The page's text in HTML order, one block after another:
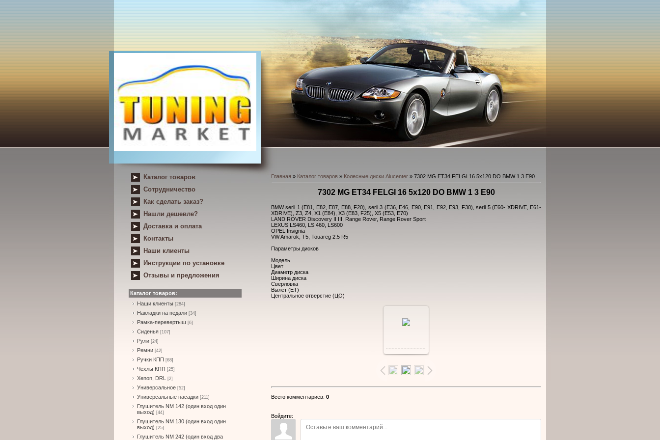
Каталог товаров
Сотрудничество
Как сделать заказ?
Нашли дешевле?
Доставка и оплата
Контакты
Наши клиенты
Инструкции по установке
Отзывы и предложения
Каталог товаров:
Наши клиенты [284]
Накладки на педали [34]
Рамка-перевертыш [6]
Сиденья [107]
Рули [24]
Ремни [42]
Ручки КПП [68]
Чехлы КПП [25]
Xenon, DRL [2]
Универсальное [52]
Универсальные насадки [211]
Глушитель NM 142 (один вход один
выход) [44]
Глушитель NM 130 (один вход один
выход) [25]
Глушитель NM 242 (один вход два
Главная » Каталог товаров » Колесные диски Alucenter » 7302 MG ET34 FELGI 16 5x120 DO BMW 1 3 E90
7302 MG ET34 FELGI 16 5x120 DO BMW 1 3 E90
BMW serii 1 (E81, E82, E87, E88, F20), serii 3 (E36, E46, E90, E91, E92, E93, F30), serii 5 (E60- XDRIVE, E61-
XDRIVE), Z3, Z4, X1 (E84), X3 (E83, F25), X5 (E53, E70)
LAND ROVER Discovery II III, Range Rover, Range Rover Sport
LEXUS LS460, LS 460, LS600
OPEL Insignia
VW Amarok, T5, Touareg 2.5 R5
Параметры дисков
Модель
Цвет
Диаметр диска
Ширина диска
Сверловка
Вылет (ЕТ)
Центральное отверстие (ЦО)
размере
Всего комментариев: 0
Войдите: